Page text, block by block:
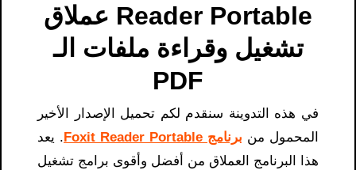
Reader Portable عملاق
تشغيل وقراءة ملفات الـ
PDF
في هذه التدوينة سنقدم لكم تحميل الإصدار الأخير
المحمول من برنامج Foxit Reader Portable
. يعد
هذا البرنامج العملاق من أفضل وأقوى برامج تشغيل